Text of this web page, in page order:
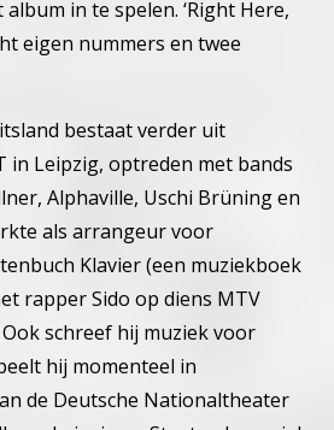
in te spelen. ‘Right Here,
eigen nummers en twee
bestaat verder uit
in Leipzig, optreden met bands
Alphaville, Uschi Brüning en
als arrangeur voor
Klavier (een muziekboek
rapper Sido op diens MTV
schreef hij muziek voor
hij momenteel in
de Deutsche Nationaltheater